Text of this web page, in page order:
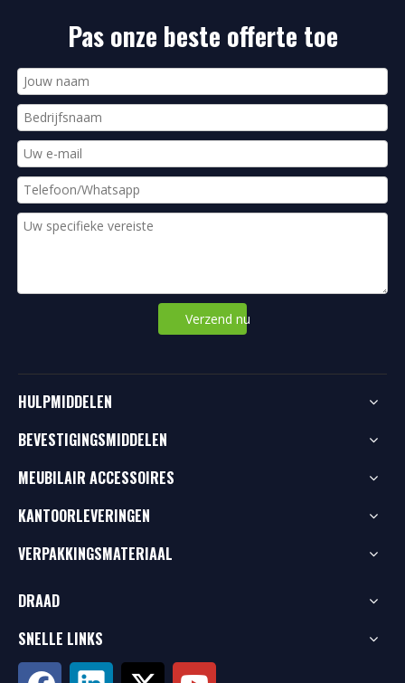
Pas onze beste offerte toe
Verzend nu
HULPMIDDELEN
BEVESTIGINGSMIDDELEN
MEUBILAIR ACCESSOIRES
KANTOORLEVERINGEN
VERPAKKINGSMATERIAAL
DRAAD
SNELLE LINKS